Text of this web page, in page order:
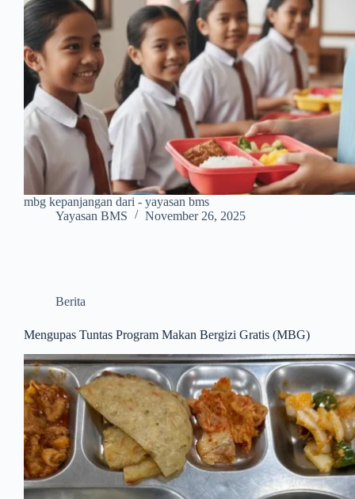
mbg kepanjangan dari - yayasan bms
Yayasan BMS
November 26, 2025
Berita
Mengupas Tuntas Program Makan Bergizi Gratis (MBG)